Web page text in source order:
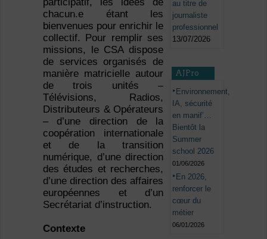
participatif, les idées de
chacun.e étant les
bienvenues pour enrichir le
collectif. Pour remplir ses
missions, le CSA dispose
de services organisés de
manière matricielle autour
de trois unités –
Télévisions, Radios,
Distributeurs & Opérateurs
– d’une direction de la
coopération internationale
et de la transition
numérique, d’une direction
des études et recherches,
d’une direction des affaires
européennes et d’un
Secrétariat d’instruction.
Contexte
au titre de
journaliste
professionnel
13/07/2026
AJPro
Environnement,
IA, sécurité
en manif’…
Bientôt la
Summer
school 2026
01/06/2026
En 2026,
renforcer le
cœur du
métier
06/01/2026